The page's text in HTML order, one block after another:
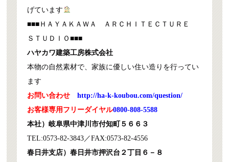
げています
■■■ＨＡＹＡＫＡＷＡ ＡＲＣＨＩＴＥＣＴＵＲＥ
ＳＴＵＤＩＯ■■■
ハヤカワ建築工房株式会社
本物の自然素材で、家族に優しい住い造りを行ってい
ます
お問い合わせhttp://ha-k-koubou.com/question/
お客様専用フリーダイヤル0800-808-5588
本社）岐阜県中津川市付知町５６６３
TEL:0573-82-3843／FAX:0573-82-4556
春日井支店）春日井市押沢台２丁目６－８